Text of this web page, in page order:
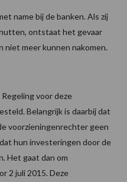
name bij de banken. Als zij
ontstaat het gevaar
niet meer kunnen nakomen.
voor deze
Belangrijk is daarbij dat
voorzieningenrechter geen
hun investeringen door de
Het gaat dan om
2 juli 2015. Deze